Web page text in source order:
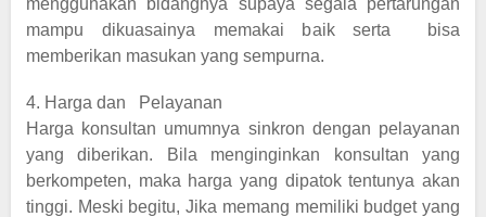
mampu dikuasainya memakai baik serta bisa
memberikan masukan yang sempurna.
4. Harga dan Pelayanan
Harga konsultan umumnya sinkron dengan pelayanan
yang diberikan. Bila menginginkan konsultan yang
berkompeten, maka harga yang dipatok tentunya akan
tinggi. Meski begitu, Jika memang memiliki budget yang